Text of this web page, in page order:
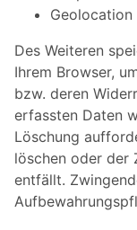
Geolocation
Des Weiteren
Ihrem Browser,
bzw. deren
erfassten Daten
Löschung
löschen oder der
entfällt.